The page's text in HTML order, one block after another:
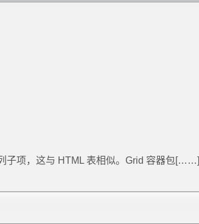
子项，这与 HTML 表相似。Grid 容器包[……]